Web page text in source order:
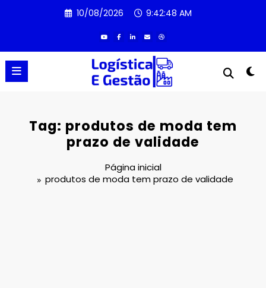
10/08/2026 9:42:48 AM
Tag: produtos de moda tem
prazo de validade
Página inicial
produtos de moda tem prazo de validade